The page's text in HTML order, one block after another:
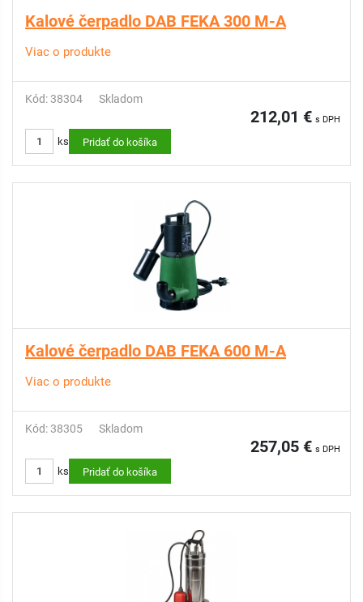
Kalové čerpadlo DAB FEKA 300 M-A
Viac o produkte
Kód: 38304 Skladom
212,01 € s DPH
ks Pridať do košíka
Kalové čerpadlo DAB FEKA 600 M-A
Viac o produkte
Kód: 38305 Skladom
257,05 € s DPH
ks Pridať do košíka